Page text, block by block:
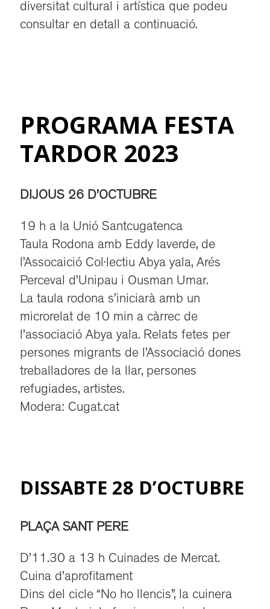
diversitat cultural i artística que podeu
consultar en detall a continuació.
PROGRAMA FESTA
TARDOR 2023
DIJOUS 26 D’OCTUBRE
19 h a la Unió Santcugatenca
Taula Rodona amb Eddy laverde, de
l’Assocaició Col·lectiu Abya yala, Arés
Perceval d’Unipau i Ousman Umar.
La taula rodona s’iniciarà amb un
microrelat de 10 min a càrrec de
l’associació Abya yala. Relats fetes per
persones migrants de l’Associació dones
treballadores de la llar, persones
refugiades, artistes.
Modera: Cugat.cat
DISSABTE 28 D’OCTUBRE
PLAÇA SANT PERE
D’11.30 a 13 h Cuinades de Mercat.
Cuina d’aprofitament
Dins del cicle “No ho llencis”, la cuinera